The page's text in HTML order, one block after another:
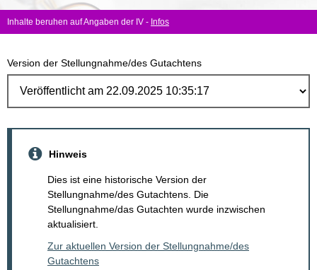
Inhalte beruhen auf Angaben der IV - Infos
Version der Stellungnahme/des Gutachtens
Hinweis
Dies ist eine historische Version der
Stellungnahme/des Gutachtens. Die
Stellungnahme/das Gutachten wurde inzwischen
aktualisiert.
Zur aktuellen Version der Stellungnahme/des
Gutachtens